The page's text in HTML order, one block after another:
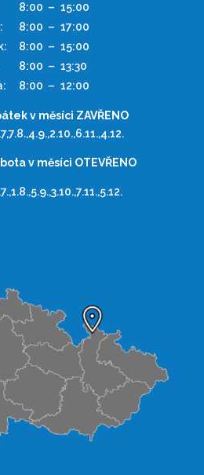
8:00 – 15:00
8:00 – 17:00
8:00 – 15:00
8:00 – 13:30
8:00 – 12:00
v měsíci ZAVŘENO
v měsíci OTEVŘENO